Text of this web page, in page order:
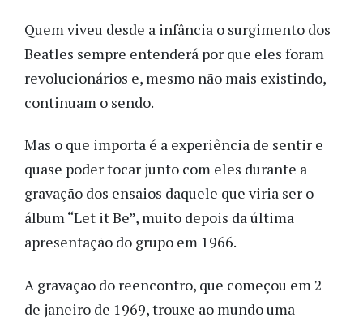
Quem viveu desde a infância o surgimento dos
Beatles sempre entenderá por que eles foram
revolucionários e, mesmo não mais existindo,
continuam o sendo.
Mas o que importa é a experiência de sentir e
quase poder tocar junto com eles durante a
gravação dos ensaios daquele que viria ser o
álbum “Let it Be”, muito depois da última
apresentação do grupo em 1966.
A gravação do reencontro, que começou em 2
de janeiro de 1969, trouxe ao mundo uma